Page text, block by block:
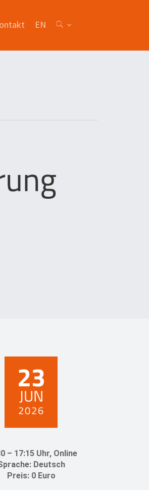
EN
23
JUN
2026
– 17:15 Uhr, Online
Deutsch
Preis: 0 Euro